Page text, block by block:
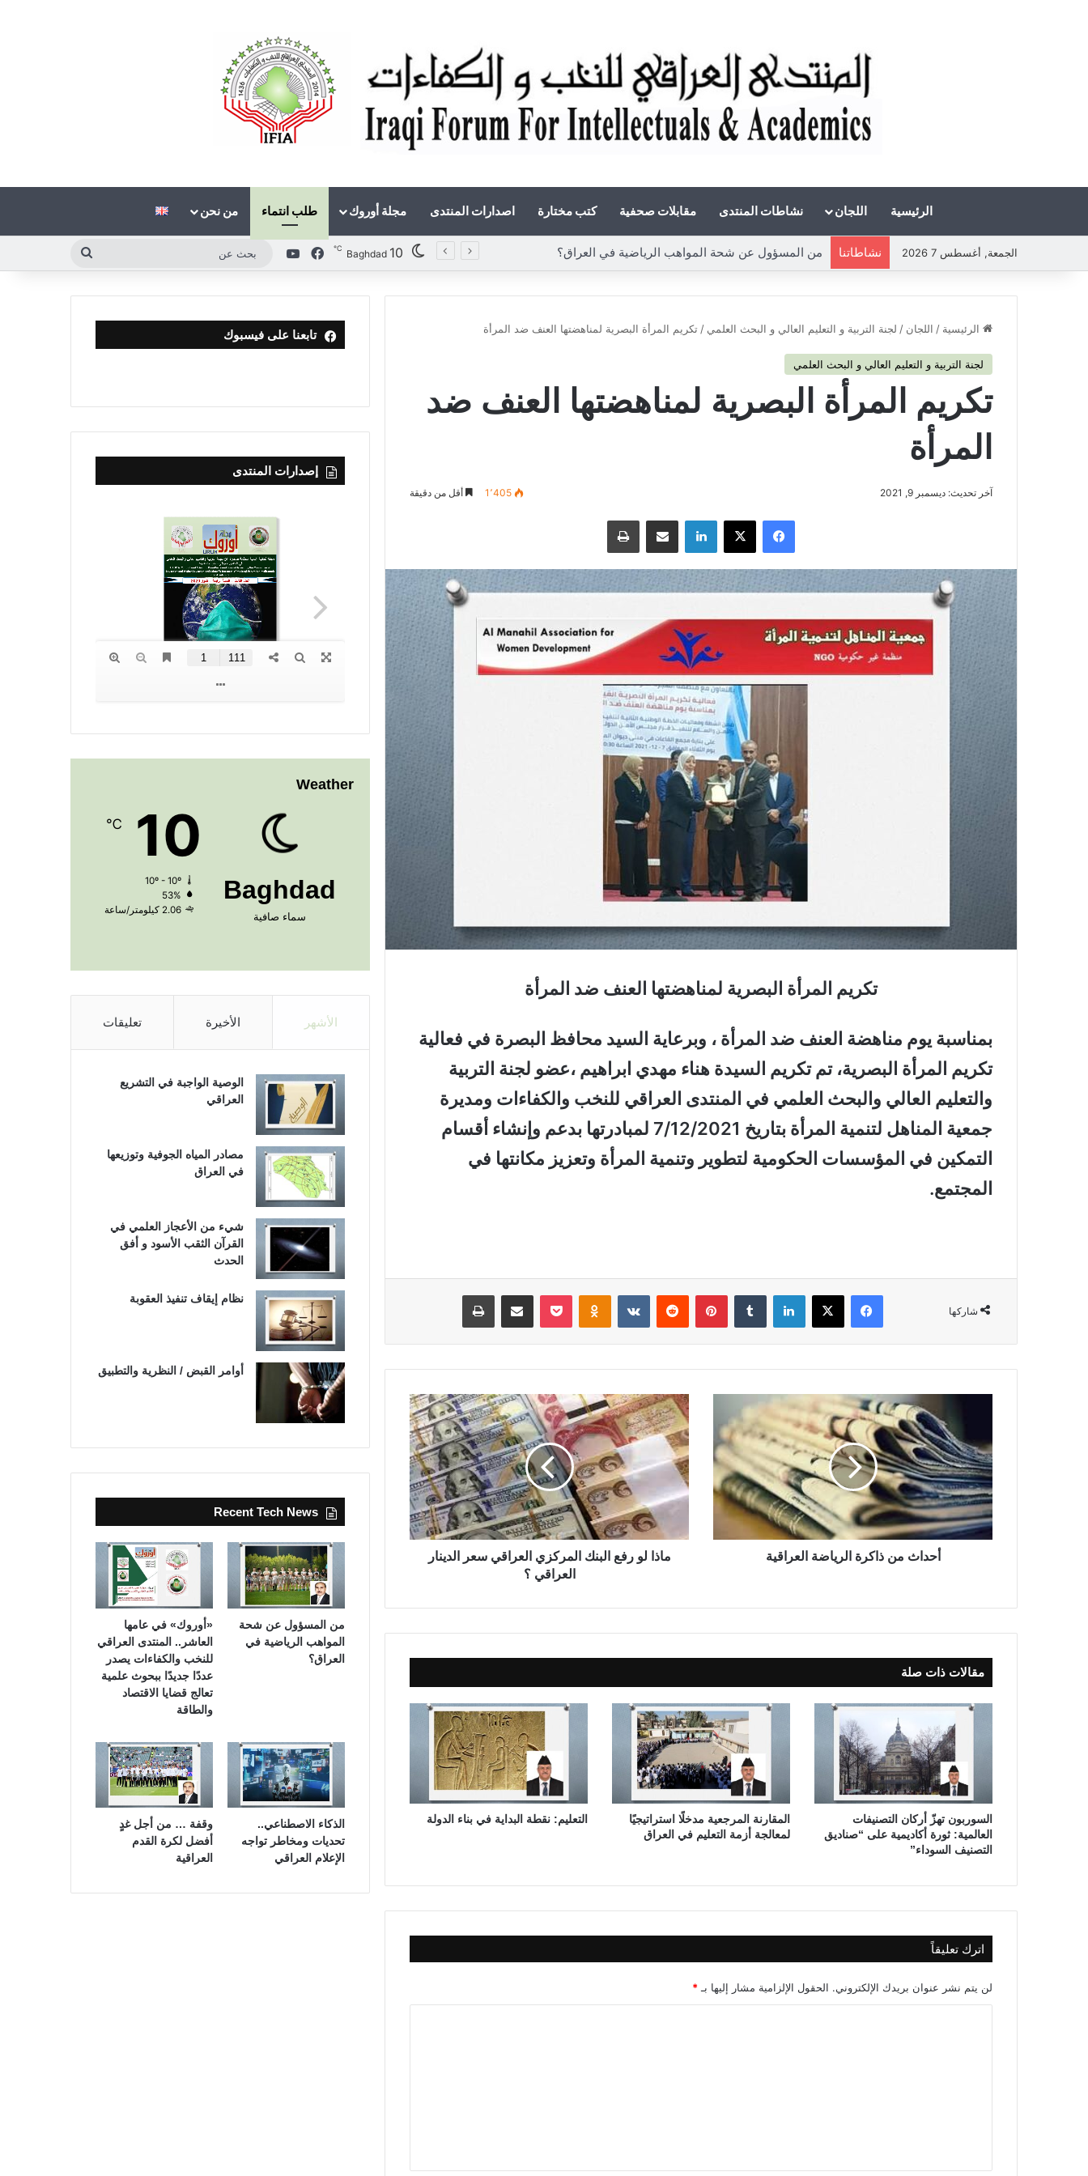
الرئيسية اللجان نشاطات المنتدى مقابلات صحفية كتب مختارة اصدارات المنتدى مجلة أوروك طلب انتماء من نحن
الجمعة, أغسطس 7 2026 نشاطاتنا من المسؤول عن شحة المواهب الرياضية في العراق؟ Baghdad 10
℃ فيسبوك‫YouTube
الرئيسية / اللجان / لجنة التربية و التعليم العالي و البحث العلمي / تكريم المرأة البصرية لمناهضتها العنف ضد المرأة
لجنة التربية و التعليم العالي و البحث العلمي
تكريم المرأة البصرية لمناهضتها العنف ضد
المرأة
آخر تحديث: ديسمبر 9, 2021 1٬405 أقل من دقيقة
فيسبوك لينكدإن
تكريم المرأة البصرية لمناهضتها العنف ضد المرأة
بمناسبة يوم مناهضة العنف ضد المرأة ، وبرعاية السيد محافظ البصرة في فعالية
تكريم المرأة البصرية، تم تكريم السيدة هناء مهدي ابراهيم ،عضو لجنة التربية
والتعليم العالي والبحث العلمي في المنتدى العراقي للنخب والكفاءات ومديرة
جمعية المناهل لتنمية المرأة بتاريخ 7/12/2021 لمبادرتها بدعم وإنشاء أقسام
التمكين في المؤسسات الحكومية لتطوير وتنمية المرأة وتعزيز مكانتها في
المجتمع.
شاركها
فيسبوك ‫X لينكدإن بينتيريست ‏VKontakte
ا
ث
م
ن
ذ
ا
ا
ي
ض
ي
ة
أحداث من ذاكرة الرياضة العراقية
م
ا
ذ
ا
ل
و
ر
ع
ن
ل
ر
ك
ز
ي
ل
ع
ر
ا
ق
ر
د
ماذا لو رفع البنك المركزي العراقي سعر الدينار
العراقي ؟
مقالات ذات صلة
السوربون تهزّ أركان التصنيفات
العالمية: ثورة أكاديمية على “صناديق
التصنيف السوداء”
المقارنة المرجعية مدخلًا استراتيجيًا
لمعالجة أزمة التعليم في العراق
التعليم: نقطة البداية في بناء الدولة
اترك تعليقاً
لن يتم نشر عنوان بريدك الإلكتروني. الحقول الإلزامية مشار إليها بـ *
تابعنا على فيسبوك
إصدارات المنتدى
Weather
Baghdad
سماء صافية
10
℃
10º - 10º
53%
2.06 كيلومتر/ساعة
الأشهر الأخيرة تعليقات
الوصية الواجبة في التشريع
العراقي
مصادر المياه الجوفية وتوزيعها
في العراق
شيء من الأعجاز العلمي في
القرآن الثقب الأسود و أفق
الحدث
نظام إيقاف تنفيذ العقوبة
أوامر القبض / النظرية والتطبيق
Recent Tech News
من المسؤول عن شحة
المواهب الرياضية في
العراق؟
«أوروك» في عامها
العاشر.. المنتدى العراقي
للنخب والكفاءات يصدر
عددًا جديدًا ببحوث علمية
تعالج قضايا الاقتصاد
والطاقة
الذكاء الاصطناعي..
تحديات ومخاطر تواجه
الإعلام العراقي
وقفة … من أجل غدٍ
أفضل لكرة القدم
العراقية